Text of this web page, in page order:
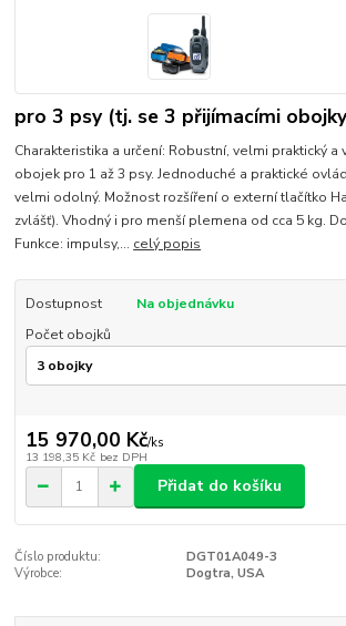
pro 3 psy (tj. se 3 přijímacími
Charakteristika a určení: Robustní, velmi praktický a
obojek pro 1 až 3 psy. Jednoduché a praktické
velmi odolný. Možnost rozšíření o externí tlačítko
zvlášť). Vhodný i pro menší plemena od cca 5 kg.
Funkce: impulsy,... celý popis
Dostupnost
Na objednávku
Počet obojků
15 970,00 Kč/ks
13 198,35 Kč bez DPH
Přidat do košíku
Číslo produktu:
DGT01A049-3
Výrobce:
Dogtra, USA